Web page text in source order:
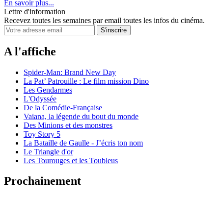
En savoir plus...
Lettre d'information
Recevez toutes les semaines par email toutes les infos du cinéma.
A l'affiche
Spider-Man: Brand New Day
La Pat’ Patrouille : Le film mission Dino
Les Gendarmes
L'Odyssée
De la Comédie-Française
Vaiana, la légende du bout du monde
Des Minions et des monstres
Toy Story 5
La Bataille de Gaulle - J’écris ton nom
Le Triangle d'or
Les Tourouges et les Toubleus
Prochainement